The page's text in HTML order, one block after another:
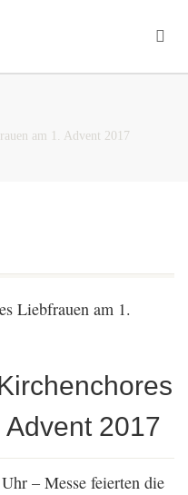
am 1. Advent 2017
2017
– Messe feierten die